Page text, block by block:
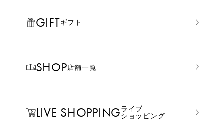
GIFTギフト
SHOP店舗一覧
LIVE SHOPPINGライブ
ショッピング